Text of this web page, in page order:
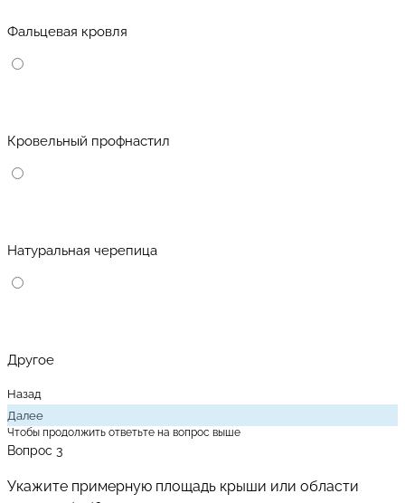
Фальцевая кровля
Кровельный профнастил
Натуральная черепица
Другое
Назад
Далее
Чтобы продолжить ответьте на вопрос выше
Вопрос 3
Укажите примерную площадь крыши или области